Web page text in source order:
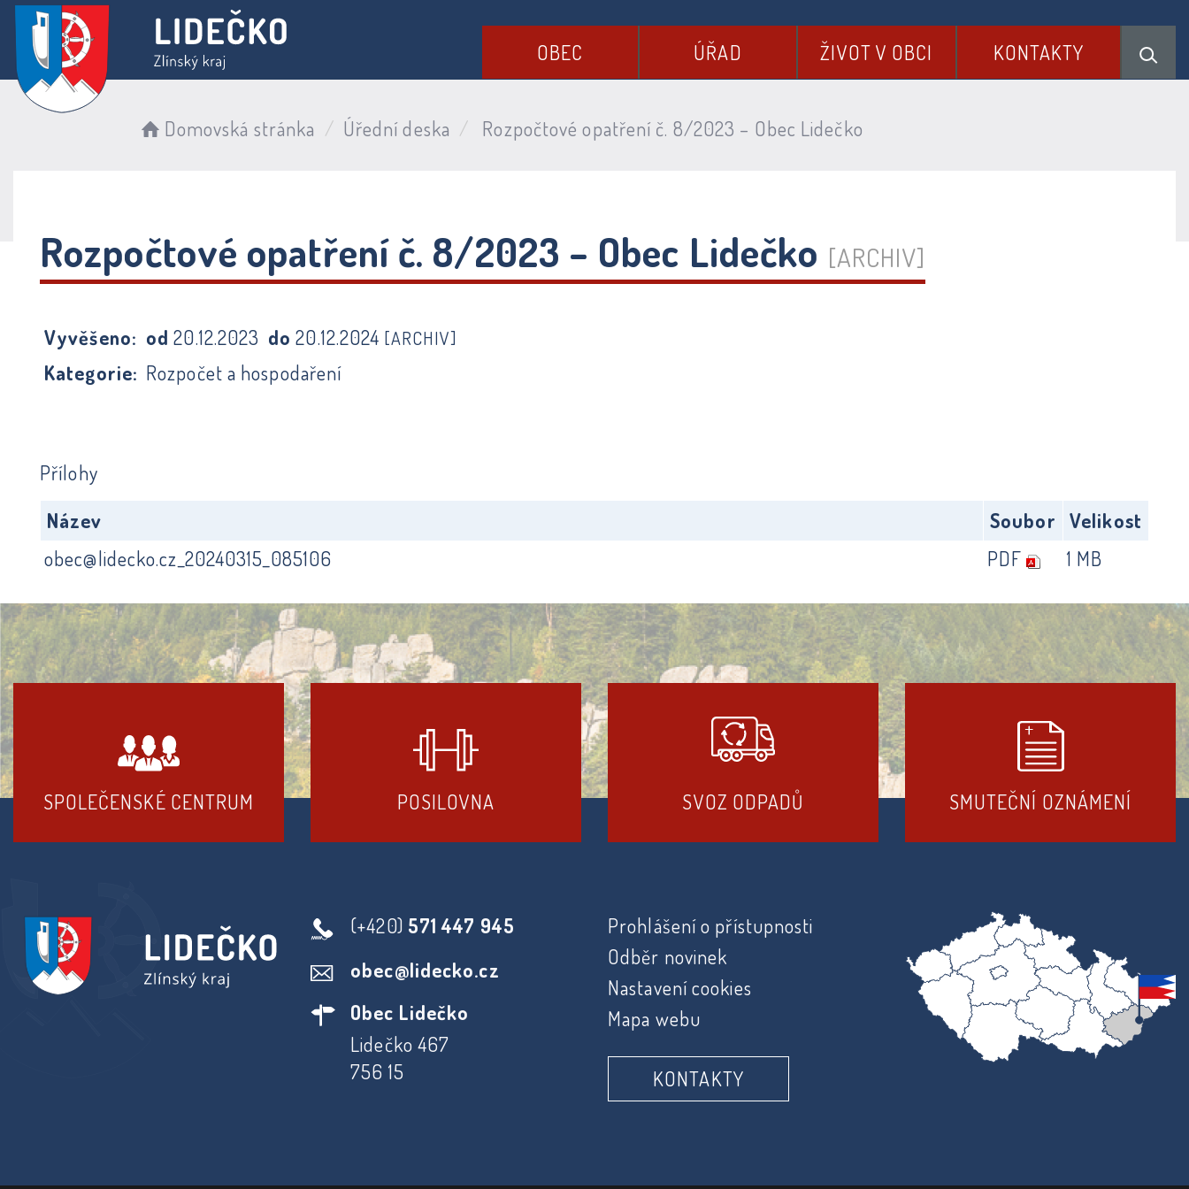
OBEC ÚŘAD ŽIVOT V OBCI KONTAKTY
Domovská stránka Úřední deska Rozpočtové opatření č. 8/2023 – Obec Lidečko
Rozpočtové opatření č. 8/2023 – Obec Lidečko [ARCHIV]
Vyvěšeno: od20.12.2023 do20.12.2024 [ARCHIV]
Kategorie: Rozpočet a hospodaření
Přílohy
Název
Soubor
Velikost
obec@lidecko.cz_20240315_085106
PDF 1 MB
SPOLEČENSKÉ CENTRUM POSILOVNA SVOZ ODPADŮ SMUTEČNÍ OZNÁMENÍ
(+420) 571 447 945
obec@lidecko.cz
Obec Lidečko
Lidečko 467
756 15
Prohlášení o přístupnosti
Odběr novinek
Nastavení cookies
Mapa webu
KONTAKTY